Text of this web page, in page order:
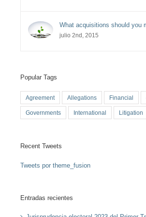
What acquisitions should you
julio 2nd, 2015
Popular Tags
Agreement Allegations Financial
Governments International Litigation
Recent Tweets
Tweets por theme_fusion
Entradas recientes